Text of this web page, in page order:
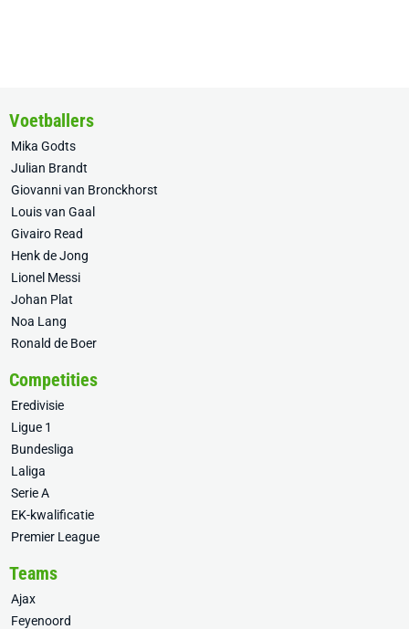
Voetballers
Mika Godts
Julian Brandt
Giovanni van Bronckhorst
Louis van Gaal
Givairo Read
Henk de Jong
Lionel Messi
Johan Plat
Noa Lang
Ronald de Boer
Competities
Eredivisie
Ligue 1
Bundesliga
Laliga
Serie A
EK-kwalificatie
Premier League
Teams
Ajax
Feyenoord